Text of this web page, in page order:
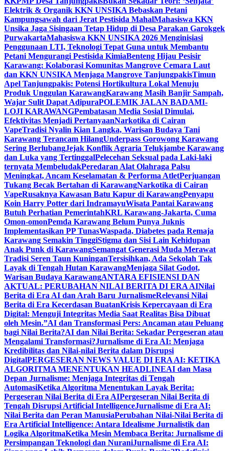
Elektrik & Organik KKN UNSIKA Bebaskan Petani
Kampungsawah dari Jerat Pestisida MahalMahasiswa KKN
Unsika Jaga Sisingaan Tetap Hidup di Desa Parakan Garokgek
PurwakartaMahasiswa KKN UNSIKA 2026 Menginisiasi
Penggunaan LTI, Teknologi Tepat Guna untuk Membantu
Petani Mengurangi Pestisida KimiaBenteng Hijau Pesisir
Karawang: Kolaborasi Komunitas Mangrove Cemara Laut
dan KKN UNSIKA Menjaga Mangrove TanjungpakisTimun
Apel Tanjungpakis: Potensi Hortikultura Lokal Menuju
Produk Unggulan KarawangKarawang Masih Banjir Sampah,
Wajar Sulit Dapat AdipuraPOLEMIK JALAN BADAMI-
LOJI KARAWANGPembatasan Media Sosial Dimulai,
Efektivitas Menjadi PertanyaanNarkotika di Cairan
VapeTradisi Nyalin Kian Langka, Warisan Budaya Tani
Karawang Terancam HilangUnderpass Gorowong Karawang
Sering BerlubangJejak Konflik Agraria Telukjambe Karawang
dan Luka yang TertinggalPelecehan Seksual pada Laki-laki
ternyata MembeludakPeredaran Alat Olahraga Palsu
Meningkat, Ancam Keselamatan & Performa AtletPerjuangan
Tukang Becak Bertahan di KarawangNarkotika di Cairan
VapeRusaknya Kawasan Batu Kapur di KarawangPenyapu
Koin Harry Potter dari IndramayuWisata Pantai Karawang
Butuh Perhatian PemerintahKRL Karawang-Jakarta, Cuma
Omon-omonPemda Karawang Belum Punya Juknis
Implementasikan PP TunasWaspada, Diabetes pada Remaja
Karawang Semakin TinggiStigma dan Sisi Lain Kehidupan
Anak Punk di KarawangSemangat Generasi Muda Merawat
Tradisi Seren Taun KuninganTersisihkan, Ada Sekolah Tak
Layak di Tengah Hutan KarawangMenjaga Silat Godot,
Warisan Budaya KarawangANTARA EFISIENSI DAN
AKTUAL: PERUBAHAN NILAI BERITA DI ERA AINilai
Berita di Era AI dan Arah Baru JurnalismeRelevansi Nilai
Berita di Era Kecerdasan BuatanKrisis Kepercayaan di Era
Digital: Menguji Integritas Media Saat Realitas Bisa Dibuat
oleh Mesin.”AI dan Transformasi Pers: Ancaman atau Peluang
bagi Nilai Berita?AI dan Nilai Berita: Sekadar Pergeseran atau
Mengalami Transformasi?Jurnalisme di Era AI: Menjaga
Kredibilitas dan Nilai-nilai Berita dalam Disrupsi
DigitalPERGESERAN NEWS VALUE DI ERA AI: KETIKA
ALGORITMA MENENTUKAN HEADLINEAI dan Masa
Depan Jurnalisme: Menjaga Integritas di Tengah
AutomasiKetika Algoritma Menentukan Layak Berita:
Pergeseran Nilai Berita di Era AIPergeseran Nilai Berita di
Tengah Disrupsi Artificial IntelligenceJurnalisme di Era AI:
Nilai Berita dan Peran ManusiaPerubahan Nilai-Nilai Berita di
Era Artificial Intelligence: Antara Idealisme Jurnalistik dan
Logika AlgoritmaKetika Mesin Membaca Berita: Jurnalisme di
Persimpangan Teknologi dan NuraniJurnalisme di Era AI: